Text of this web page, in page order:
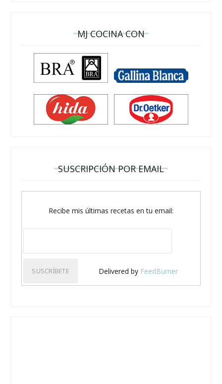
MJ COCINA CON
SUSCRIPCIÓN POR EMAIL
Recibe mis últimas recetas en tu email:
Delivered by FeedBurner